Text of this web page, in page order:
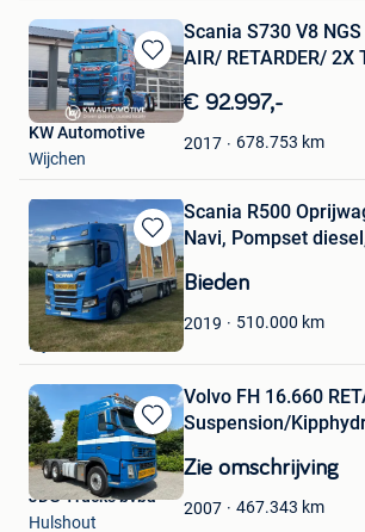
Bewaren
in
Mijn
Favorieten
Scania S730 V8
AIR/ RETARDER/ 2X
€ 92.997,-
2017 678.753 km
KW Automotive
Wijchen
Bewaren
in
Mijn
Favorieten
Scania R500
Navi, Pompset
Bieden
2019 510.000 km
Kristof
Rijkevorsel
Bewaren
in
Mijn
Favorieten
Volvo FH 16.660
Suspension/
Zie omschrijving
2007 467.343 km
JDG Trucks bvba
Hulshout